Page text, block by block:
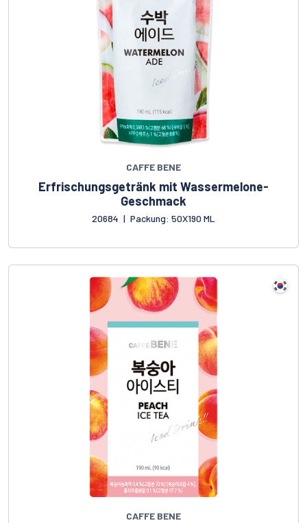
CAFFE BENE
Erfrischungsgetränk mit Wassermelone-
Geschmack
20684 | Packung: 50X190 ML
CAFFE BENE